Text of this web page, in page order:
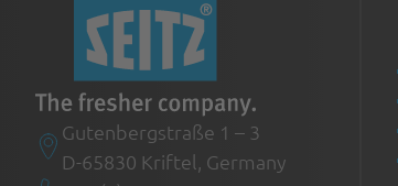
Gutenbergstraße 1 – 3
D-65830 Kriftel, Germany